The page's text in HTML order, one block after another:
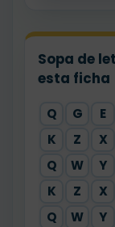
Sopa de
esta ficha
Q G E
K
Z X
Q
W Y
K
Z X
Q
W Y